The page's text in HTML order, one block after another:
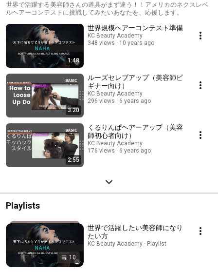
世界で活躍する美容師さんの道具がまず違う！！アメリカのネクスレベ
ルヘアーコンテストに挑戦してみたいあなたを、応援します。
1:48
世界規模ヘアーコンテスト準備
KC Beauty Academy
348 views
10 years ago
3:20
ルーズセレブアップ（美容師ビ
ギナー向け）
KC Beauty Academy
296 views
6 years ago
2:55
くるりんぱヘアーアップ（美容
師初心者向け）
KC Beauty Academy
176 views
6 years ago
Playlists
10
世界で活躍したい美容師になり
たい方
KC Beauty Academy · Playlist